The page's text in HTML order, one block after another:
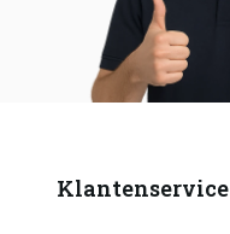
Klantenservice